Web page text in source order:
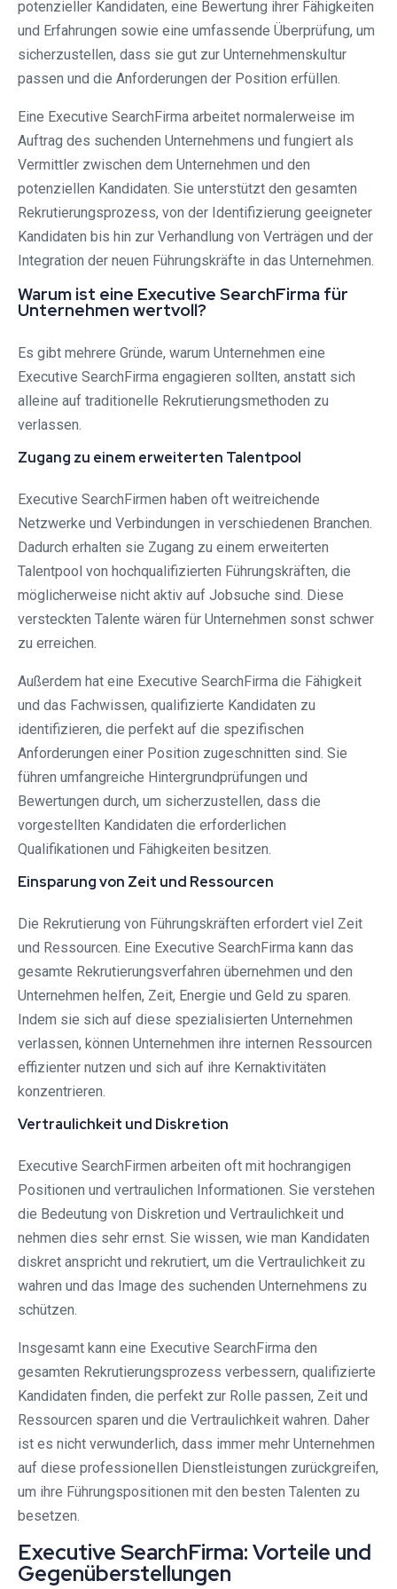
potenzieller Kandidaten, eine Bewertung ihrer Fähigkeiten
und Erfahrungen sowie eine umfassende Überprüfung, um
sicherzustellen, dass sie gut zur Unternehmenskultur
passen und die Anforderungen der Position erfüllen.
Eine Executive SearchFirma arbeitet normalerweise im
Auftrag des suchenden Unternehmens und fungiert als
Vermittler zwischen dem Unternehmen und den
potenziellen Kandidaten. Sie unterstützt den gesamten
Rekrutierungsprozess, von der Identifizierung geeigneter
Kandidaten bis hin zur Verhandlung von Verträgen und der
Integration der neuen Führungskräfte in das Unternehmen.
Warum ist eine Executive SearchFirma für
Unternehmen wertvoll?
Es gibt mehrere Gründe, warum Unternehmen eine
Executive SearchFirma engagieren sollten, anstatt sich
alleine auf traditionelle Rekrutierungsmethoden zu
verlassen.
Zugang zu einem erweiterten Talentpool
Executive SearchFirmen haben oft weitreichende
Netzwerke und Verbindungen in verschiedenen Branchen.
Dadurch erhalten sie Zugang zu einem erweiterten
Talentpool von hochqualifizierten Führungskräften, die
möglicherweise nicht aktiv auf Jobsuche sind. Diese
versteckten Talente wären für Unternehmen sonst schwer
zu erreichen.
Außerdem hat eine Executive SearchFirma die Fähigkeit
und das Fachwissen, qualifizierte Kandidaten zu
identifizieren, die perfekt auf die spezifischen
Anforderungen einer Position zugeschnitten sind. Sie
führen umfangreiche Hintergrundprüfungen und
Bewertungen durch, um sicherzustellen, dass die
vorgestellten Kandidaten die erforderlichen
Qualifikationen und Fähigkeiten besitzen.
Einsparung von Zeit und Ressourcen
Die Rekrutierung von Führungskräften erfordert viel Zeit
und Ressourcen. Eine Executive SearchFirma kann das
gesamte Rekrutierungsverfahren übernehmen und den
Unternehmen helfen, Zeit, Energie und Geld zu sparen.
Indem sie sich auf diese spezialisierten Unternehmen
verlassen, können Unternehmen ihre internen Ressourcen
effizienter nutzen und sich auf ihre Kernaktivitäten
konzentrieren.
Vertraulichkeit und Diskretion
Executive SearchFirmen arbeiten oft mit hochrangigen
Positionen und vertraulichen Informationen. Sie verstehen
die Bedeutung von Diskretion und Vertraulichkeit und
nehmen dies sehr ernst. Sie wissen, wie man Kandidaten
diskret anspricht und rekrutiert, um die Vertraulichkeit zu
wahren und das Image des suchenden Unternehmens zu
schützen.
Insgesamt kann eine Executive SearchFirma den
gesamten Rekrutierungsprozess verbessern, qualifizierte
Kandidaten finden, die perfekt zur Rolle passen, Zeit und
Ressourcen sparen und die Vertraulichkeit wahren. Daher
ist es nicht verwunderlich, dass immer mehr Unternehmen
auf diese professionellen Dienstleistungen zurückgreifen,
um ihre Führungspositionen mit den besten Talenten zu
besetzen.
Executive SearchFirma: Vorteile und
Gegenüberstellungen